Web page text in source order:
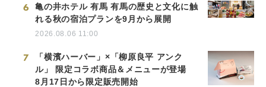
6
亀の井ホテル 有馬 有馬の歴史と文化に触
れる秋の宿泊プランを9月から展開
2026.08.06 11:00
7
「横濱ハーバー」×「柳原良平 アンク
ル」 限定コラボ商品＆メニューが登場
8月17日から限定販売開始